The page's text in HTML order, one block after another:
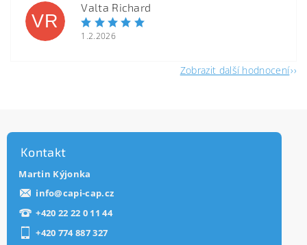
VR
Valta Richard
1.2.2026
Zobrazit další hodnocení
Kontakt
Martin Kýjonka
info@capi-cap.cz
+420 22 22 0 11 44
+420 774 887 327